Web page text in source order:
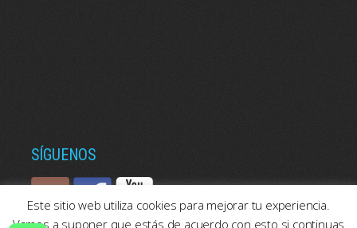
SÍGUENOS
Este sitio web utiliza cookies para mejorar tu experiencia.
Vamos a suponer que estás de acuerdo con esto si continuas